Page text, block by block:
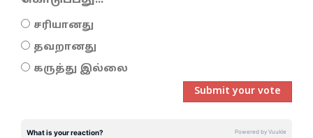
சரியானது
தவறானது
கருத்து இல்லை
Submit your vote